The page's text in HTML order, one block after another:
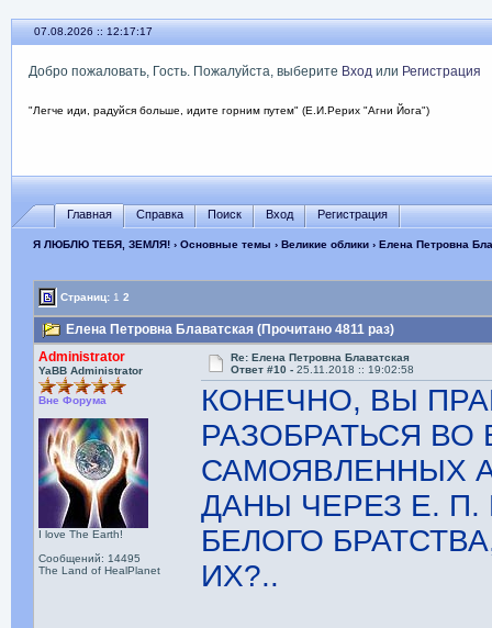
07.08.2026 :: 12:17:18
Добро пожаловать, Гость. Пожалуйста, выберите Входили Регистрация
"Легче иди, радуйся больше, идите горним путем" (Е.И.Рерих "Агни Йога")
Главная Справка Поиск Вход Регистрация
Я ЛЮБЛЮ ТЕБЯ, ЗЕМЛЯ!› Основные темы › Великие облики› Елена Петровна
Страниц: 1 2
Елена Петровна Блаватская (Прочитано 4811 раз)
Administrator
YaBB Administrator
Вне Форума
I love The Earth!
Сообщений: 14495
The Land of HealPlanet
Re: Елена Петровна Блаватская
Ответ #10 -25.11.2018 :: 19:02:58
КОНЕЧНО, ВЫ
РАЗОБРАТЬСЯ
САМОЯВЛЕННЫХ
ДАНЫ ЧЕРЕЗ Е.
БЕЛОГО
ИХ?..